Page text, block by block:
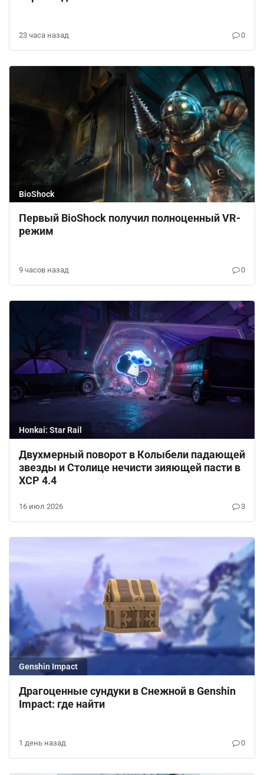
23 часа назад 0
BioShock
Первый BioShock получил полноценный VR-
режим
9 часов назад 0
Honkai: Star Rail
Двухмерный поворот в Колыбели падающей
звезды и Столице нечисти зияющей пасти в
ХСР 4.4
16 июл 2026 3
Genshin Impact
Драгоценные сундуки в Снежной в Genshin
Impact: где найти
1 день назад 0